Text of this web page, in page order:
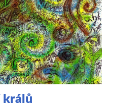
králů